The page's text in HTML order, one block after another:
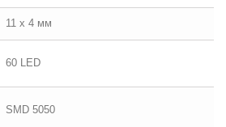
11 x 4 мм
60 LED
SMD 5050